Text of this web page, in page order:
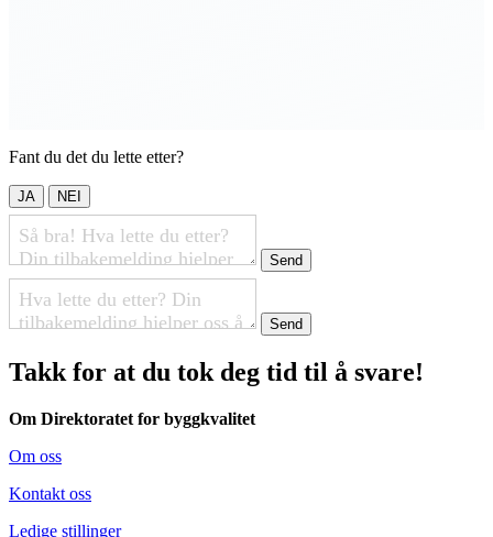
Fant du det du lette etter?
JA NEI
Send
Send
Takk for at du tok deg tid til å svare!
Om Direktoratet for byggkvalitet
Om oss
Kontakt oss
Ledige stillinger